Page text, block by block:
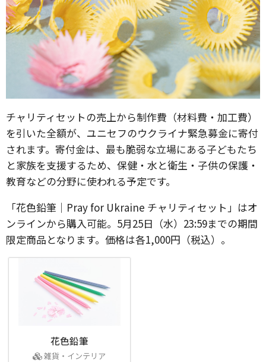
チャリティセットの売上から制作費（材料費・加工費）
を引いた全額が、ユニセフのウクライナ緊急募金に寄付
されます。寄付金は、最も脆弱な立場にある子どもたち
と家族を支援するため、保健・水と衛生・子供の保護・
教育などの分野に使われる予定です。
「花色鉛筆｜Pray for Ukraine チャリティセット」はオ
ンラインから購入可能。5月25日（水）23:59までの期間
限定商品となります。価格は各1,000円（税込）。
花色鉛筆
雑貨・インテリア